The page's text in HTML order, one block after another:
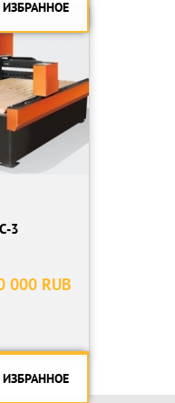
ИЗБРАННОЕ
3
000 RUB
ИЗБРАННОЕ